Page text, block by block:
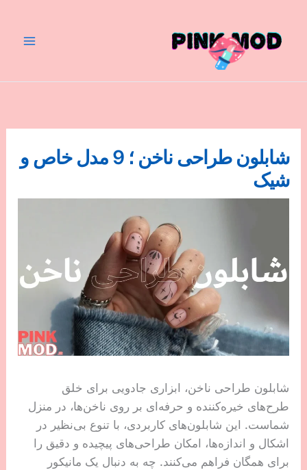
محتوا
شابلون طراحی ناخن ؛ 9 مدل خاص و
شیک
شابلون طراحی ناخن، ابزاری جادویی برای خلق
طرح‌های خیره‌کننده و حرفه‌ای بر روی ناخن‌ها، در منزل
شماست. این شابلون‌های کاربردی، با تنوع بی‌نظیر در
اشکال و اندازه‌ها، امکان طراحی‌های پیچیده و دقیق را
برای همگان فراهم می‌کنند. چه به دنبال یک مانیکور